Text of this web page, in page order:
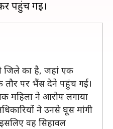
जिले का है, जहां एक
तौर पर भैंस देने पहुंच गई।
महिला ने आरोप लगाया
ने उनसे घूस मांगी
वह सिहावल